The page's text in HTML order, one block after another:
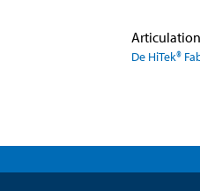
De HiTek®